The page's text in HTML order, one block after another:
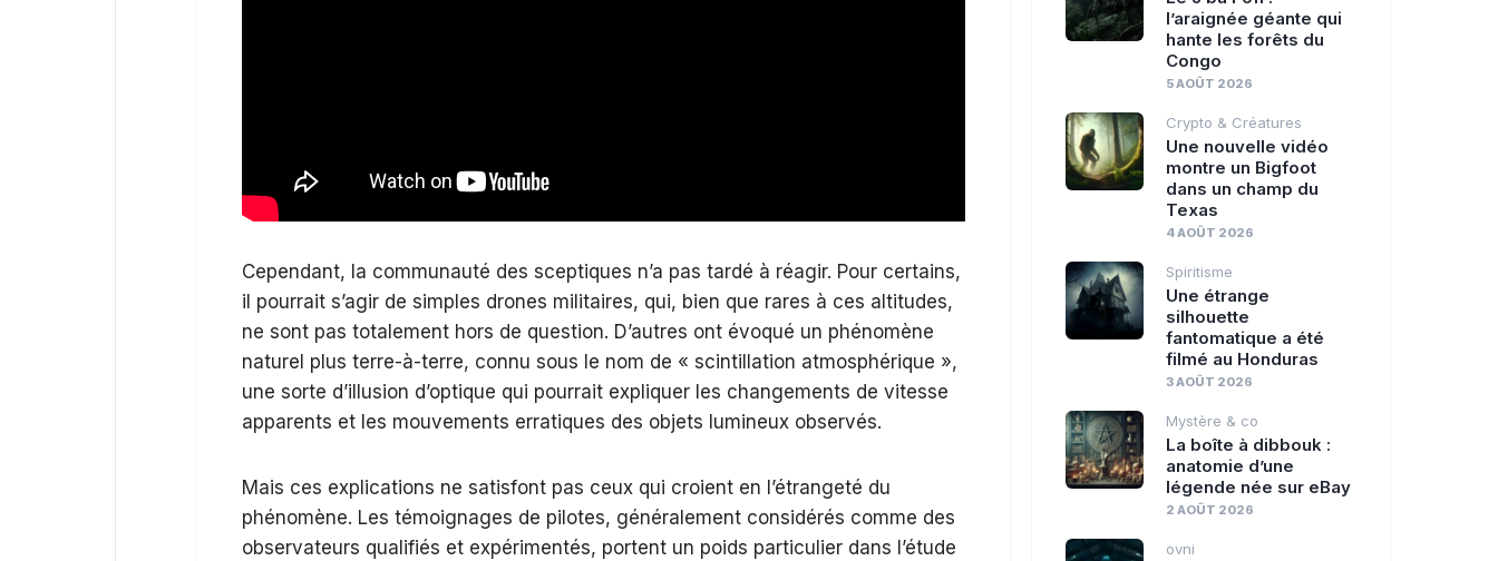
Cependant, la communauté des sceptiques n’a pas tardé à réagir. Pour certains,
il pourrait s’agir de simples drones militaires, qui, bien que rares à ces altitudes,
ne sont pas totalement hors de question. D’autres ont évoqué un phénomène
naturel plus terre-à-terre, connu sous le nom de « scintillation atmosphérique »,
une sorte d’illusion d’optique qui pourrait expliquer les changements de vitesse
apparents et les mouvements erratiques des objets lumineux observés.
Mais ces explications ne satisfont pas ceux qui croient en l’étrangeté du
phénomène. Les témoignages de pilotes, généralement considérés comme des
observateurs qualifiés et expérimentés, portent un poids particulier dans l’étude
l’araignée géante qui
hante les forêts du
Congo
5 AOÛT 2026
Crypto & Créatures
Une nouvelle vidéo
montre un Bigfoot
dans un champ du
Texas
4 AOÛT 2026
Spiritisme
Une étrange
silhouette
fantomatique a été
filmé au Honduras
3 AOÛT 2026
Mystère & co
La boîte à dibbouk :
anatomie d’une
légende née sur eBay
2 AOÛT 2026
ovni